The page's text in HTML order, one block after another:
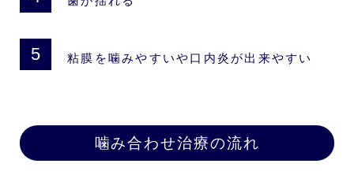
粘膜を噛みやすいや口内炎が出来やすい
噛み合わせ治療の流れ